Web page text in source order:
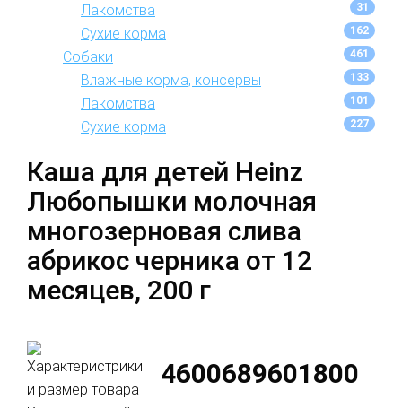
Лакомства 31
Сухие корма 162
Собаки 461
Влажные корма, консервы 133
Лакомства 101
Сухие корма 227
Каша для детей Heinz
Любопышки молочная
многозерновая слива
абрикос черника от 12
месяцев, 200 г
4600689601800